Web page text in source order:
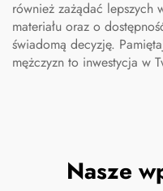
również zażądać lepszych
materiału oraz o
świadomą decyzję.
mężczyzn to inwestycja w
Nasze